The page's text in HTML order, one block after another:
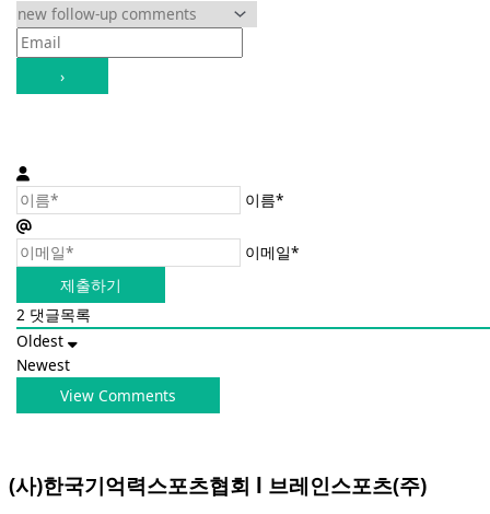
이름*
이메일*
2 댓글목록
Oldest
Newest
View Comments
(사)한국기억력스포츠협회 l 브레인스포츠(주)